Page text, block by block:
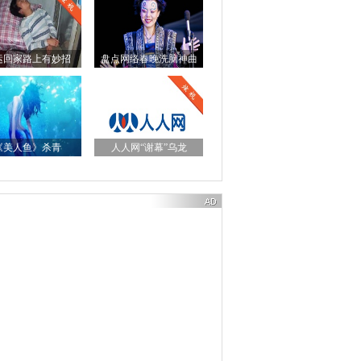
回家路上有妙招 盘点网络春晚洗脑神曲
美人鱼》杀青 人人网“谢幕”乌龙